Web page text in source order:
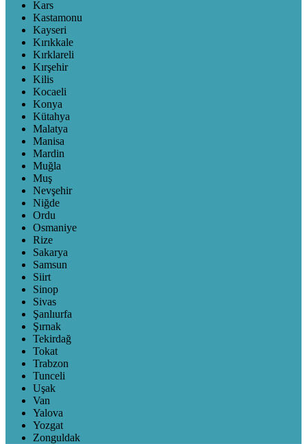
Kars
Kastamonu
Kayseri
Kırıkkale
Kırklareli
Kırşehir
Kilis
Kocaeli
Konya
Kütahya
Malatya
Manisa
Mardin
Muğla
Muş
Nevşehir
Niğde
Ordu
Osmaniye
Rize
Sakarya
Samsun
Siirt
Sinop
Sivas
Şanlıurfa
Şırnak
Tekirdağ
Tokat
Trabzon
Tunceli
Uşak
Van
Yalova
Yozgat
Zonguldak